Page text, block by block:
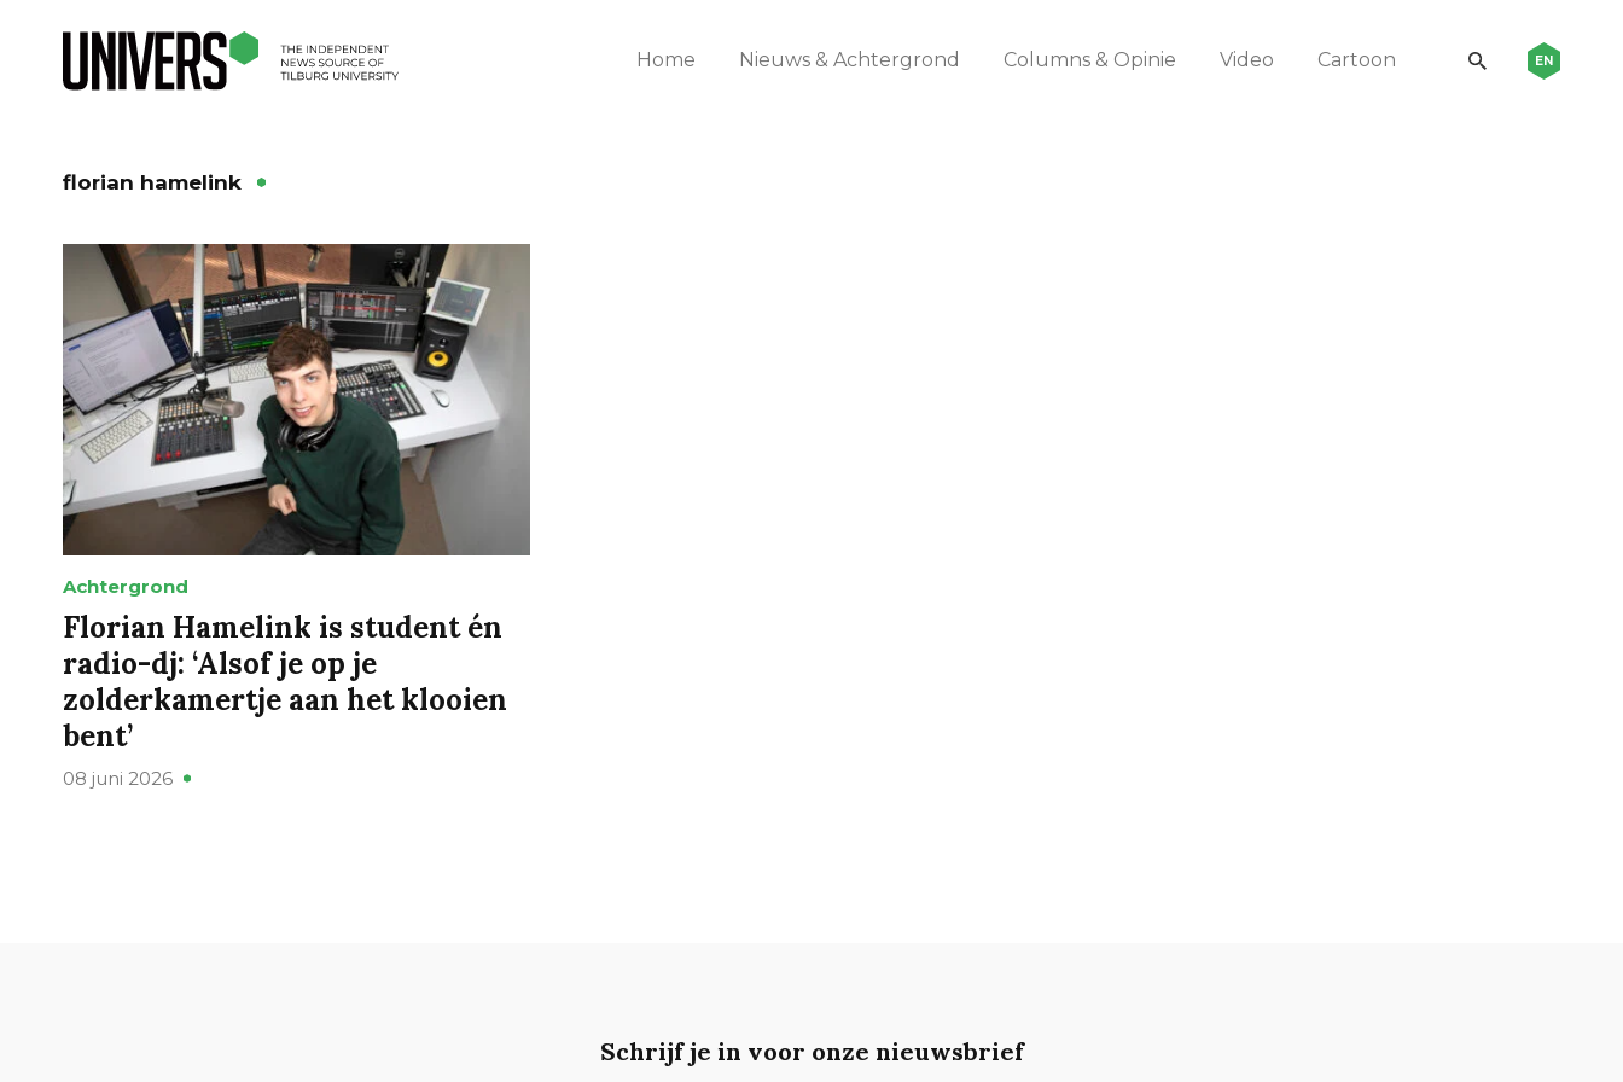
Home Nieuws & Achtergrond Columns & Opinie Video Cartoon EN
florian hamelink
Achtergrond
Florian Hamelink is student én
radio-dj: ‘Alsof je op je
zolderkamertje aan het klooien
bent’
08 juni 2026
Schrijf je in voor onze nieuwsbrief